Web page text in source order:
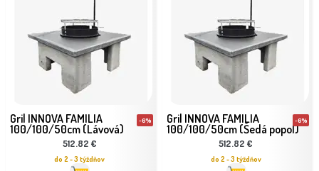
Gril INNOVA FAMILIA
100/100/50cm (Lávová)
-6%
512.82 €
do 2 - 3 týždňov
Gril INNOVA FAMILIA
100/100/50cm (Šedá popol)
-6%
512.82 €
do 2 - 3 týždňov